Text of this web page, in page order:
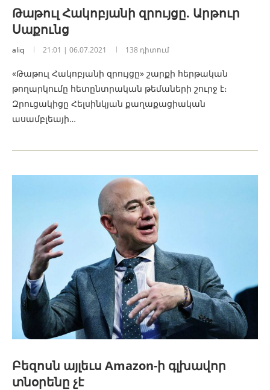
Թաթուլ Հակոբյանի զրույցը. Արթուր
Սաքունց
aliq 21:01 | 06.07.2021 138 դիտում
«Թաթուլ Հակոբյանի զրույցը» շարքի հերթական
թողարկումը հետընտրական թեմաների շուրջ է։
Զրուցակիցը Հելսինկյան քաղաքացիական
ասամբլեայի…
Բեզոսն այլեւս Amazon-ի գլխավոր
տնօրենը չէ